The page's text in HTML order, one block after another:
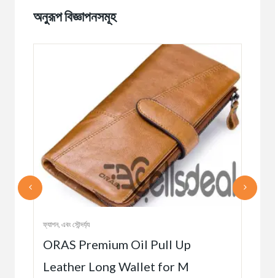
অনুরূপ বিজ্ঞাপনসমূহ
ফ্যাশন, এবং সৌন্দর্য্য
ORAS Premium Oil Pull Up
Leather Long Wallet for M